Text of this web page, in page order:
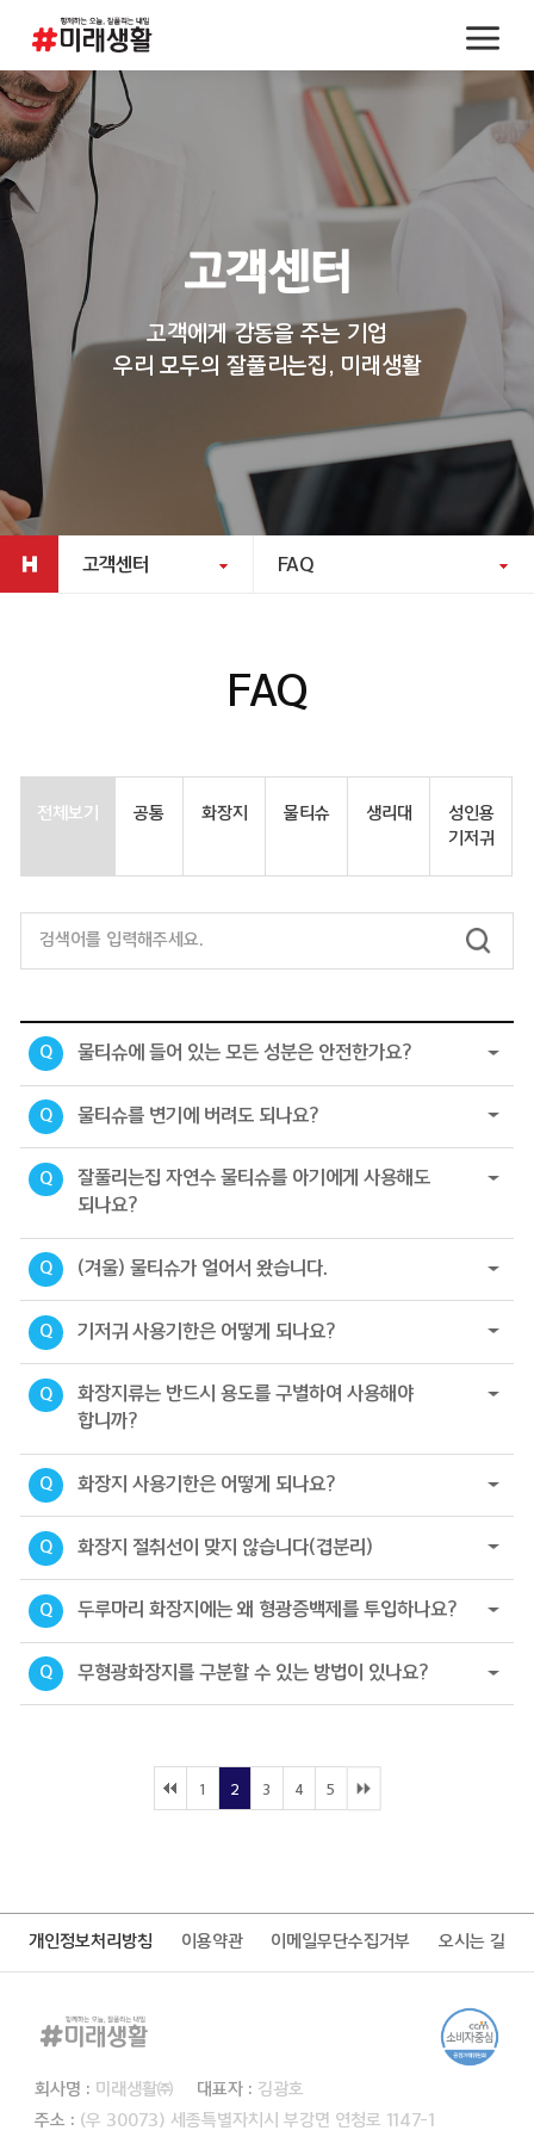
고객센터
고객에게 감동을 주는 기업
우리 모두의 잘풀리는집, 미래생활
고객센터 FAQ
FAQ
전체보기 공통 화장지 물티슈 생리대
성인용
기저귀
Q 물티슈에 들어 있는 모든 성분은 안전한가요?
Q 물티슈를 변기에 버려도 되나요?
Q
잘풀리는집 자연수 물티슈를 아기에게 사용해도
되나요?
Q (겨울) 물티슈가 얼어서 왔습니다.
Q 기저귀 사용기한은 어떻게 되나요?
Q
화장지류는 반드시 용도를 구별하여 사용해야
합니까?
Q 화장지 사용기한은 어떻게 되나요?
Q 화장지 절취선이 맞지 않습니다(겹분리)
Q 두루마리 화장지에는 왜 형광증백제를 투입하나요?
Q 무형광화장지를 구분할 수 있는 방법이 있나요?
1 2 3 4 5
개인정보처리방침 이용약관 이메일무단수집거부 오시는 길
회사명 : 미래생활㈜ 대표자 : 김광호
주소 : (우 30073) 세종특별자치시 부강면 연청로 1147-1